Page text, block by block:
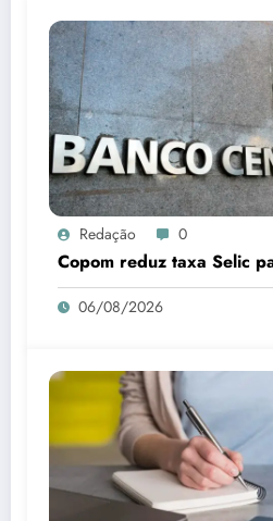
Redação 0
Copom reduz taxa Selic
06/08/2026